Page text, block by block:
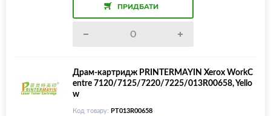
ПРИДБАТИ
Драм-картридж PRINTERMAYIN Xerox WorkC
entre 7120/7125/7220/7225/013R00658, Yello
w
Код товару: PT013R00658